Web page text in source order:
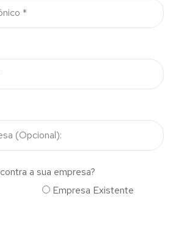
a sua empresa?
Empresa Existente